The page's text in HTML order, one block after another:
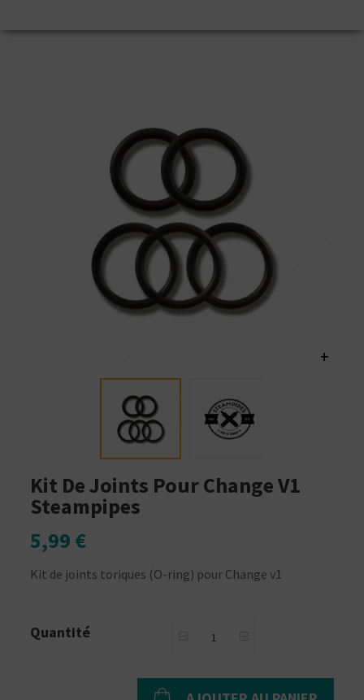
+
Kit De Joints Pour Change V1
Steampipes
5,99 €
Kit de joints toriques (O-ring) pour Change v1
Quantité